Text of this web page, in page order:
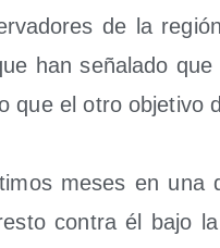
de la
han seña­la­do que
que el otro obje­ti­vo
meses en una
con­tra él bajo